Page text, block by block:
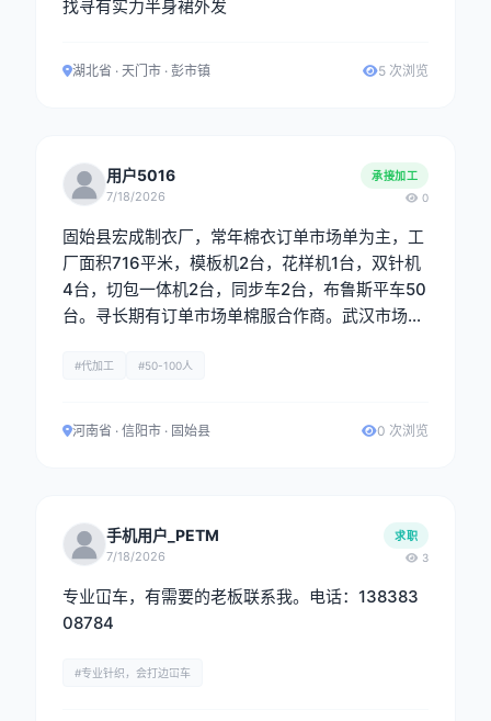
找寻有实力半身裙外发
湖北省 · 天门市 · 彭市镇 5 次浏览
用户5016
7/18/2026
承接加工
0
固始县宏成制衣厂，常年棉衣订单市场单为主，工
厂面积716平米，模板机2台，花样机1台，双针机
4台，切包一体机2台，同步车2台，布鲁斯平车50
台。寻长期有订单市场单棉服合作商。武汉市场最
#代加工 #50-100人
河南省 · 信阳市 · 固始县 0 次浏览
手机用户_PETM
7/18/2026
求职
3
专业冚车，有需要的老板联系我。电话：138383
08784
#专业针织，会打边冚车